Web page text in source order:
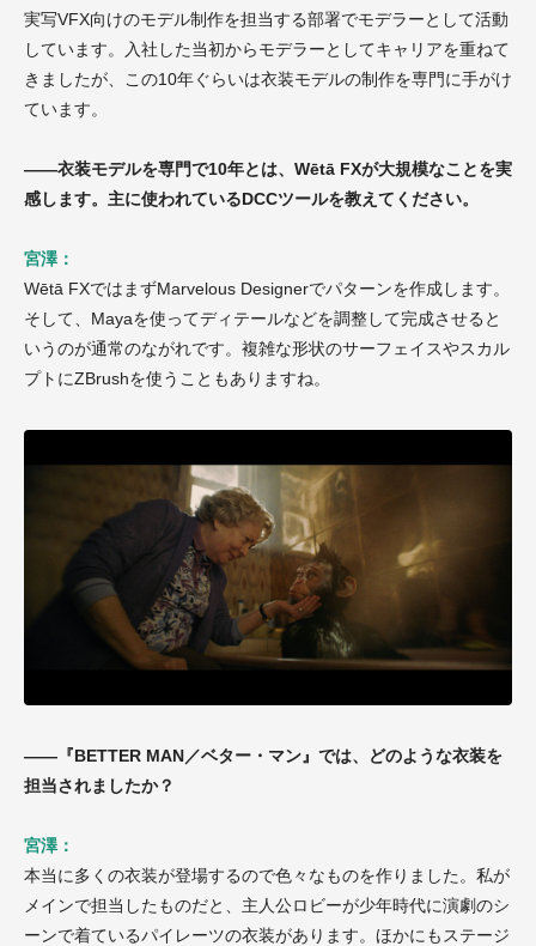
実写VFX向けのモデル制作を担当する部署でモデラーとして活動
しています。入社した当初からモデラーとしてキャリアを重ねて
きましたが、この10年ぐらいは衣装モデルの制作を専門に手がけ
ています。
——衣装モデルを専門で10年とは、Wētā FXが大規模なことを実
感します。主に使われているDCCツールを教えてください。
宮澤：
Wētā FXではまずMarvelous Designerでパターンを作成します。
そして、Mayaを使ってディテールなどを調整して完成させると
いうのが通常のながれです。複雑な形状のサーフェイスやスカル
プトにZBrushを使うこともありますね。
——『BETTER MAN／ベター・マン』では、どのような衣装を
担当されましたか？
宮澤：
本当に多くの衣装が登場するので色々なものを作りました。私が
メインで担当したものだと、主人公ロビーが少年時代に演劇のシ
ーンで着ているパイレーツの衣装があります。ほかにもステージ